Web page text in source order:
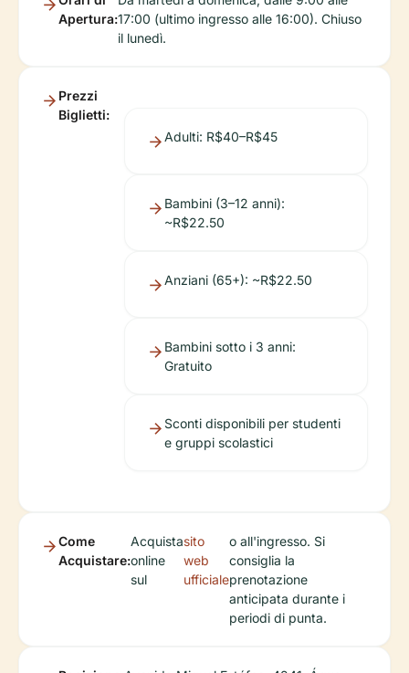
Apertura:17:00 (ultimo ingresso alle 16:00). Chiuso
il lunedì.
Prezzi
Biglietti:
Adulti: R$40–R$45
Bambini (3–12 anni):
~R$22.50
Anziani (65+): ~R$22.50
Bambini sotto i 3 anni:
Gratuito
Sconti disponibili per studenti
e gruppi scolastici
Come
Acquistare:
Acquista
online
sul
sito
web
ufficiale
o all'ingresso. Si
consiglia la
prenotazione
anticipata durante i
periodi di punta.